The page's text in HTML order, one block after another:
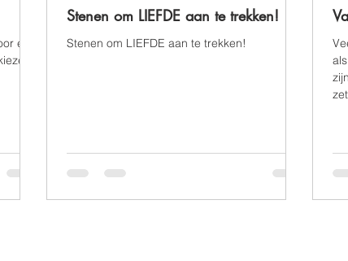
een
Stenen om LIEFDE aan te trekken!
Stenen om LIEFDE aan te trekken!